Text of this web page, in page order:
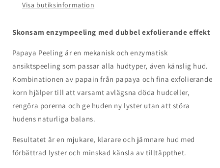
Visa butiksinformation
Skonsam enzympeeling med dubbel exfolierande effekt
Papaya Peeling är en mekanisk och enzymatisk
ansiktspeeling som passar alla hudtyper, även känslig hud.
Kombinationen av papain från papaya och fina exfolierande
korn hjälper till att varsamt avlägsna döda hudceller,
rengöra porerna och ge huden ny lyster utan att störa
hudens naturliga balans.
Resultatet är en mjukare, klarare och jämnare hud med
förbättrad lyster och minskad känsla av tilltäppthet.